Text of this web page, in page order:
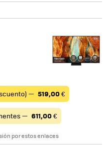
— 519,00€
— 611,00€
por estos enlaces